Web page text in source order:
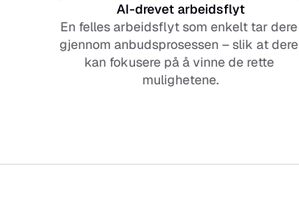
AI-drevet arbeidsflyt
En felles arbeidsflyt som enkelt tar dere
gjennom anbudsprosessen – slik at dere
kan fokusere på å vinne de rette
mulighetene.